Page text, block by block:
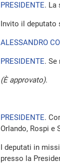
PRESIDENTE. La
Invito il deputato
ALESSANDRO
PRESIDENTE. Se
(È approvato).
PRESIDENTE.
Orlando, Rospi e
I deputati in
presso la